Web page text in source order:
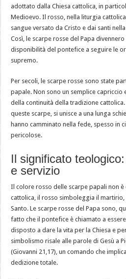
adottato dalla Chiesa cattolica, in
Medioevo. Il rosso, nella liturgia
sangue versato da Cristo e dai santi
Così, le scarpe rosse del Papa
disponibilità del pontefice a seguire le
supremo.
Per secoli, le scarpe rosse sono state
papale. Non sono un semplice capriccio
della continuità della tradizione
queste scarpe, si unisce a una lunga
hanno camminato nella fede, spesso in
pericolose.
Il significato
e servizio
Il colore rosso delle scarpe papali non è
cattolica, il rosso simboleggia il martirio,
Santo. Le scarpe rosse del Papa sono,
fatto che il pontefice è chiamato a
disposto a dare la vita per la Chiesa e
simbolismo risale alle parole di Gesù a
(Giovanni 21,17), un comando che
dedizione totale.